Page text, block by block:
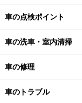
説明書に従って、
組み合わせて、8
りと接合されてい
強固に接合されて
張るのははばから
の片側がかぎ爪状
車の点検ポイント
車の洗車・室内清掃
車の修理
車のトラブル